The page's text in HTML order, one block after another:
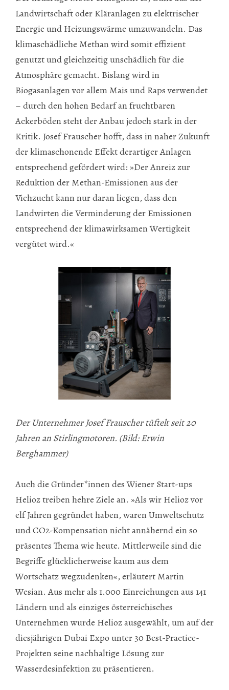
Landwirtschaft oder Kläranlagen zu elektrischer
Energie und Heizungswärme umzuwandeln. Das
klimaschädliche Methan wird somit effizient
genutzt und gleichzeitig unschädlich für die
Atmosphäre gemacht. Bislang wird in
Biogasanlagen vor allem Mais und Raps verwendet
– durch den hohen Bedarf an fruchtbaren
Ackerböden steht der Anbau jedoch stark in der
Kritik. Josef Frauscher hofft, dass in naher Zukunft
der klimaschonende Effekt derartiger Anlagen
entsprechend gefördert wird: »Der Anreiz zur
Reduktion der Methan-Emissionen aus der
Viehzucht kann nur daran liegen, dass den
Landwirten die Verminderung der Emissionen
entsprechend der klimawirksamen Wertigkeit
vergütet wird.«
Der Unternehmer Josef Frauscher tüftelt seit 20
Jahren an Stirlingmotoren. (Bild: Erwin
Berghammer)
Auch die Gründer*innen des Wiener Start-ups
Helioz treiben hehre Ziele an. »Als wir Helioz vor
elf Jahren gegründet haben, waren Umweltschutz
und CO2-Kompensation nicht annähernd ein so
präsentes Thema wie heute. Mittlerweile sind die
Begriffe glücklicherweise kaum aus dem
Wortschatz wegzudenken«, erläutert Martin
Wesian. Aus mehr als 1.000 Einreichungen aus 141
Ländern und als einziges österreichisches
Unternehmen wurde Helioz ausgewählt, um auf der
diesjährigen Dubai Expo unter 30 Best-Practice-
Projekten seine nachhaltige Lösung zur
Wasserdesinfektion zu präsentieren.